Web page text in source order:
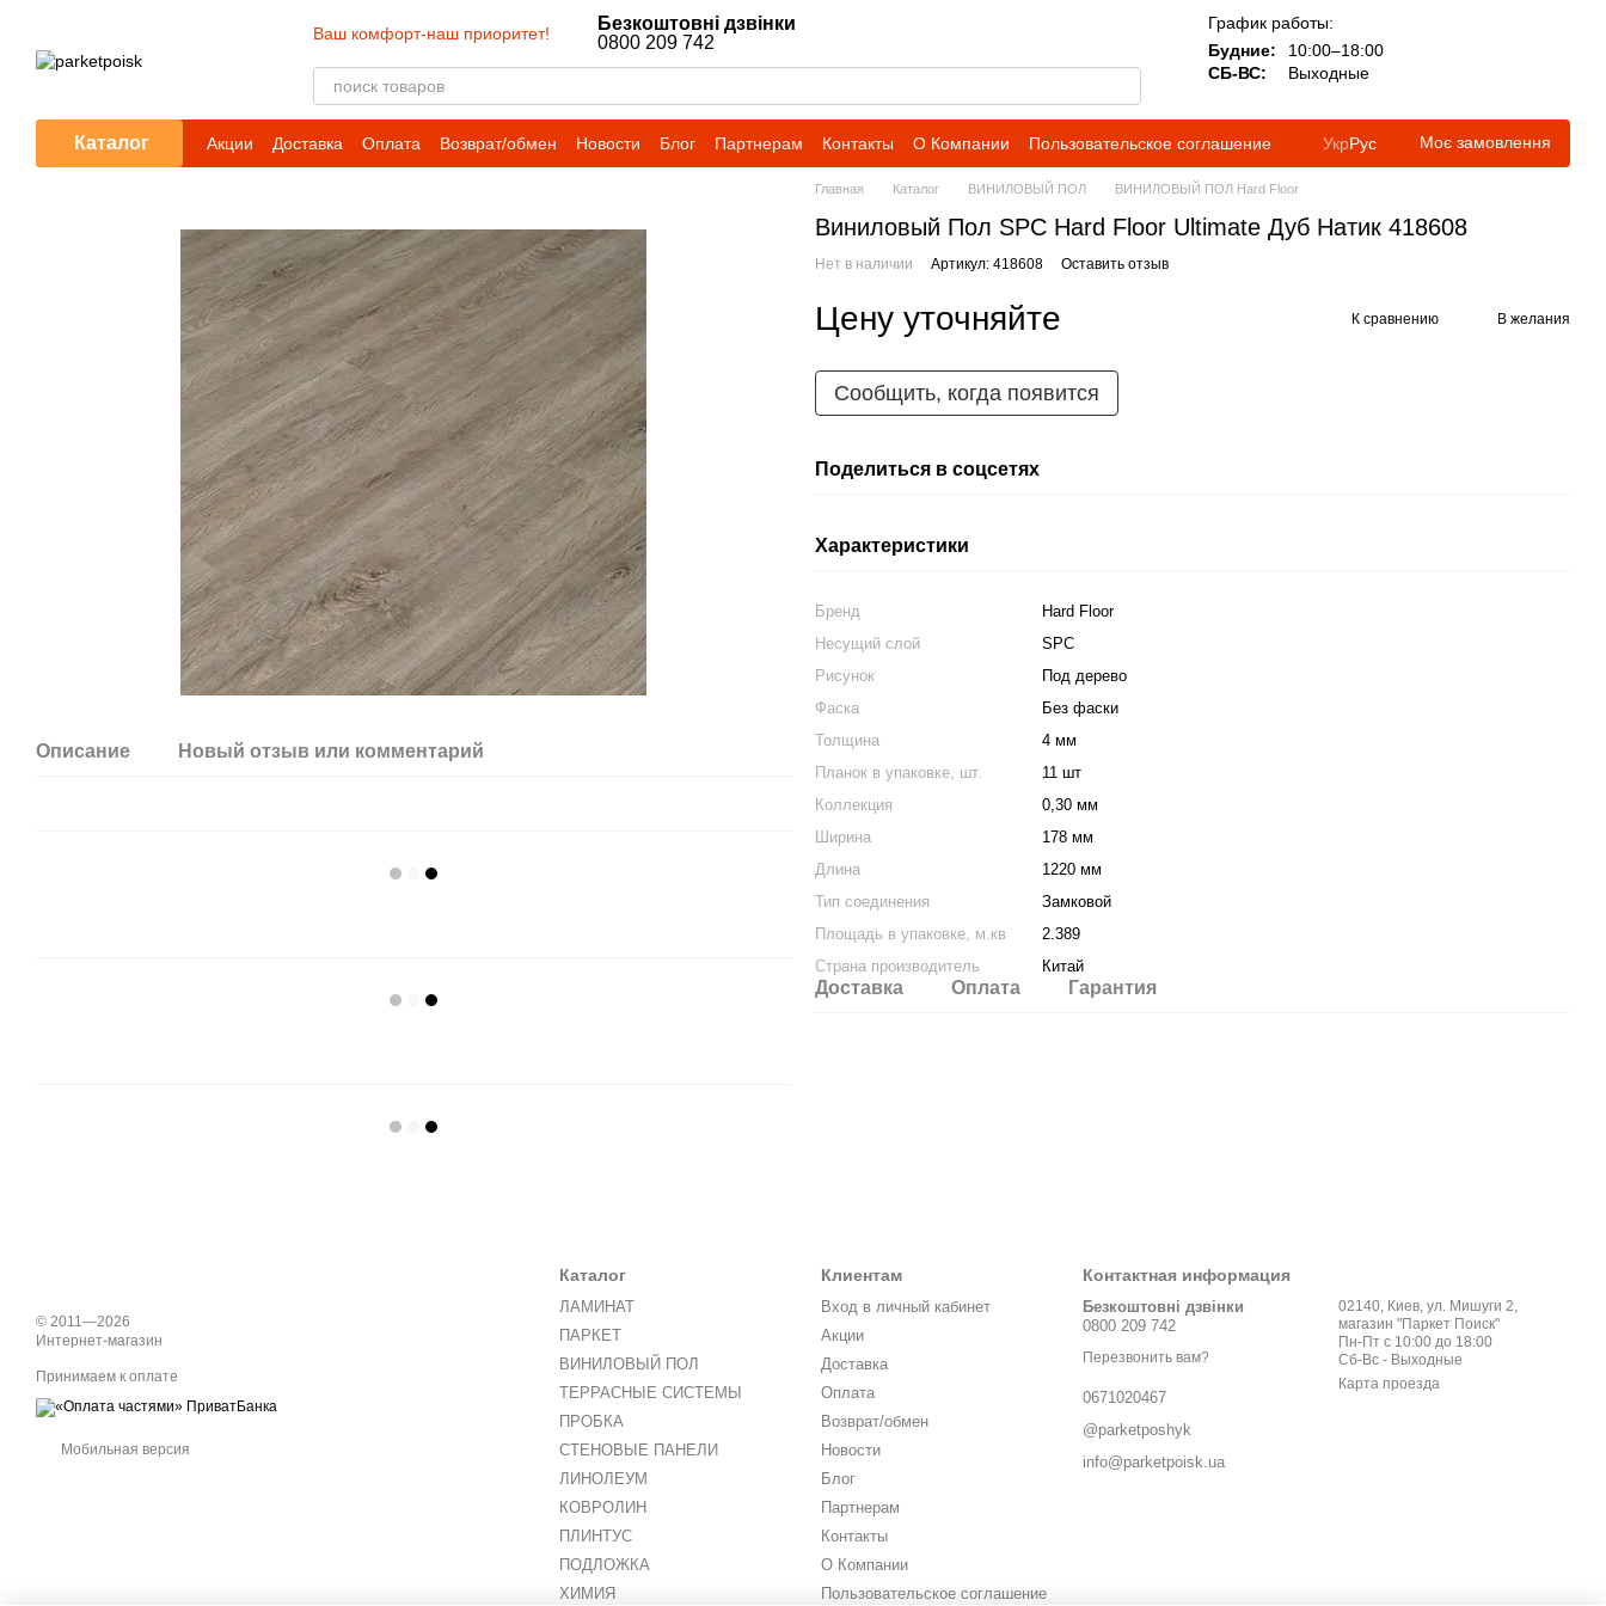
Ваш комфорт-наш приоритет!
Безкоштовні дзвінки
0800 209 742
График работы:
Будние:
10:00–18:00
СБ-ВС:
Выходные
Каталог Акции Доставка Оплата Возврат/обмен Новости Блог Партнерам Контакты О Компании Пользовательское соглашение УкрРус Моє замовлення
Описание Новый отзыв или комментарий
Главная Каталог ВИНИЛОВЫЙ ПОЛ ВИНИЛОВЫЙ ПОЛ Hard Floor
Виниловый Пол SPС Hard Floor Ultimate Дуб Натик 418608
Нет в наличии Артикул: 418608 Оставить отзыв
Цену уточняйте К сравнению В желания
Сообщить, когда появится
Поделиться в соцсетях
Характеристики
Бренд
Hard Floor
Несущий слой
SPC
Рисунок
Под дерево
Фаска
Без фаски
Толщина
4 мм
Планок в упаковке, шт.
11 шт
Коллекция
0,30 мм
Ширина
178 мм
Длина
1220 мм
Тип соединения
Замковой
Площадь в упаковке, м.кв
2.389
Страна производитель
Китай
Доставка Оплата Гарантия
© 2011—2026
Интернет-магазин
Принимаем к оплате
Мобильная версия
Каталог
ЛАМИНАТ
ПАРКЕТ
ВИНИЛОВЫЙ ПОЛ
ТЕРРАСНЫЕ СИСТЕМЫ
ПРОБКА
СТЕНОВЫЕ ПАНЕЛИ
ЛИНОЛЕУМ
КОВРОЛИН
ПЛИНТУС
ПОДЛОЖКА
ХИМИЯ
Клиентам
Вход в личный кабинет
Акции
Доставка
Оплата
Возврат/обмен
Новости
Блог
Партнерам
Контакты
О Компании
Пользовательское соглашение
Контактная информация
Безкоштовні дзвінки
0800 209 742
Перезвонить вам?
0671020467
@parketposhyk
info@parketpoisk.ua
02140, Киев, ул. Мишуги 2,
магазин "Паркет Поиск"
Пн-Пт с 10:00 до 18:00
Сб-Вс - Выходные
Карта проезда